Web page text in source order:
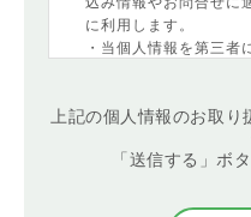
に利用します。
・当個人情報を第三者
委託にあたっては、委
管理が図られるよう、
な監督を行います。
正・追加または削除、
上記の個人情報のお取
「送信する」ボ